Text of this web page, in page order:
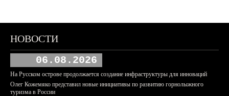
НОВОСТИ
06.08.2026
На Русском острове продолжается создание инфраструктуры для инноваций
Олег Кожемяко представил новые инициативы по развитию горнолыжного
туризма в России